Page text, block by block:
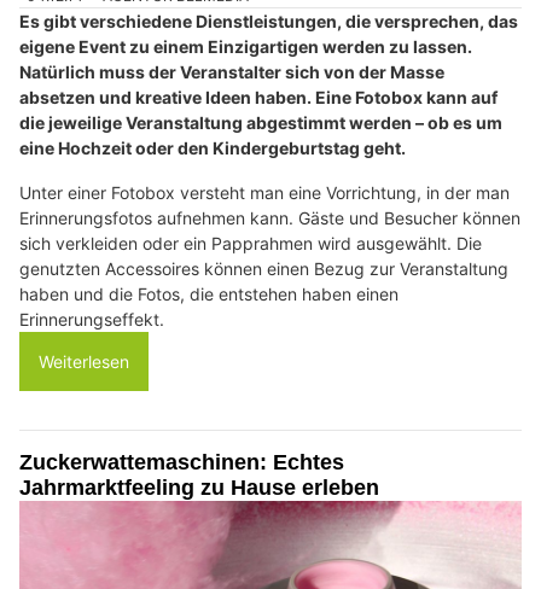
Es gibt verschiedene Dienstleistungen, die versprechen, das
eigene Event zu einem Einzigartigen werden zu lassen.
Natürlich muss der Veranstalter sich von der Masse
absetzen und kreative Ideen haben. Eine Fotobox kann auf
die jeweilige Veranstaltung abgestimmt werden – ob es um
eine Hochzeit oder den Kindergeburtstag geht.
Unter einer Fotobox versteht man eine Vorrichtung, in der man
Erinnerungsfotos aufnehmen kann. Gäste und Besucher können
sich verkleiden oder ein Papprahmen wird ausgewählt. Die
genutzten Accessoires können einen Bezug zur Veranstaltung
haben und die Fotos, die entstehen haben einen
Erinnerungseffekt.
Weiterlesen
Zuckerwattemaschinen: Echtes
Jahrmarktfeeling zu Hause erleben